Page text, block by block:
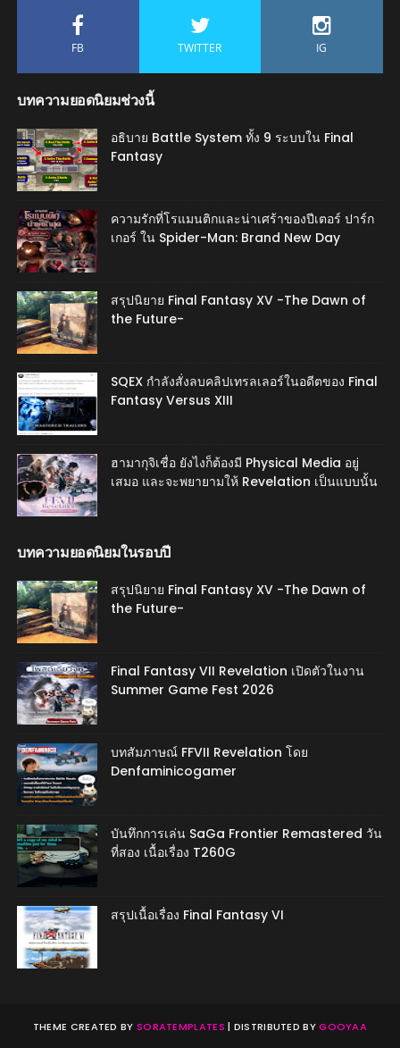
FB TWITTER IG
บทความยอดนิยมช่วงนี้
อธิบาย Battle System ทั้ง 9 ระบบใน Final
Fantasy
ความรักที่โรแมนติกและน่าเศร้าของปีเตอร์ ปาร์ก
เกอร์ ใน Spider-Man: Brand New Day
สรุปนิยาย Final Fantasy XV -The Dawn of
the Future-
SQEX กำลังสั่งลบคลิปเทรลเลอร์ในอดีตของ Final
Fantasy Versus XIII
ฮามากุจิเชื่อ ยังไงก็ต้องมี Physical Media อยู่
เสมอ และจะพยายามให้ Revelation เป็นแบบนั้น
บทความยอดนิยมในรอบปี
สรุปนิยาย Final Fantasy XV -The Dawn of
the Future-
Final Fantasy VII Revelation เปิดตัวในงาน
Summer Game Fest 2026
บทสัมภาษณ์ FFVII Revelation โดย
Denfaminicogamer
บันทึกการเล่น SaGa Frontier Remastered วัน
ที่สอง เนื้อเรื่อง T260G
สรุปเนื้อเรื่อง Final Fantasy VI
THEME CREATED BY SORATEMPLATES | DISTRIBUTED BYGOOYAA